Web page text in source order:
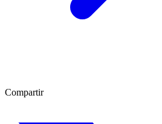
Compartir